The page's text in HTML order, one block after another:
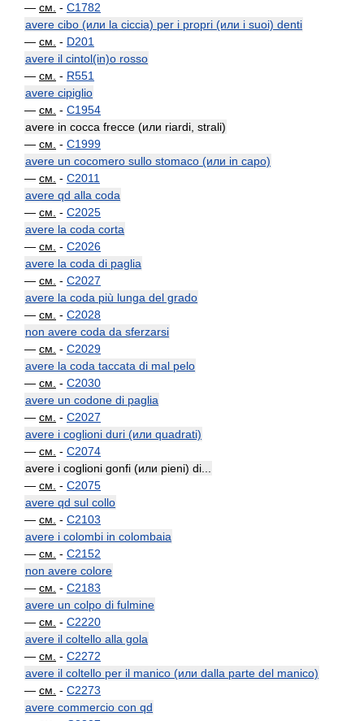
— см. - C1782
avere cibo (или la ciccia) per i propri (или i suoi) denti
— см. - D201
avere il cintol(in)o rosso
— см. - R551
avere cipiglio
— см. - C1954
avere in cocca frecce (или riardi, strali)
— см. - C1999
avere un cocomero sullo stomaco (или in capo)
— см. - C2011
avere qd alla coda
— см. - C2025
avere la coda corta
— см. - C2026
avere la coda di paglia
— см. - C2027
avere la coda più lunga del grado
— см. - C2028
non avere coda da sferzarsi
— см. - C2029
avere la coda taccata di mal pelo
— см. - C2030
avere un codone di paglia
— см. - C2027
avere i coglioni duri (или quadrati)
— см. - C2074
avere i coglioni gonfi (или pieni) di...
— см. - C2075
avere qd sul collo
— см. - C2103
avere i colombi in colombaia
— см. - C2152
non avere colore
— см. - C2183
avere un colpo di fulmine
— см. - C2220
avere il coltello alla gola
— см. - C2272
avere il coltello per il manico (или dalla parte del manico)
— см. - C2273
avere commercio con qd